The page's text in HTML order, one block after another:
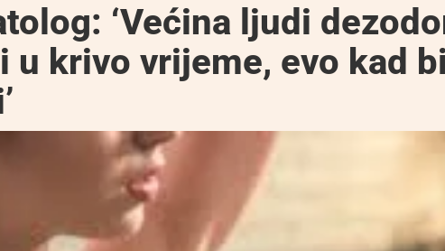
‘Većina ljudi
u krivo vrijeme, evo kad bi